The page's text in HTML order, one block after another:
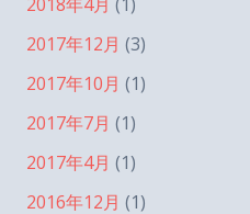
2017年12月 (3)
2017年10月 (1)
2017年7月 (1)
2017年4月 (1)
2016年12月 (1)